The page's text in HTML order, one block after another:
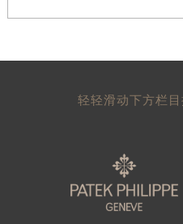
轻轻滑动下方栏